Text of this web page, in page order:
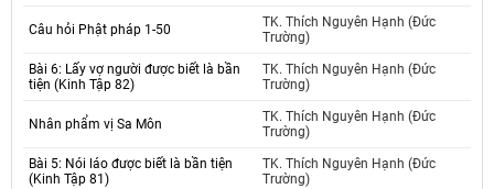
Câu hỏi Phật pháp 1-50
TK. Thích Nguyên Hạnh (Đức
Trường)
Bài 6: Lấy vợ người được biết là bần
tiện (Kinh Tập 82)
TK. Thích Nguyên Hạnh (Đức
Trường)
Nhân phẩm vị Sa Môn
TK. Thích Nguyên Hạnh (Đức
Trường)
Bài 5: Nói láo được biết là bần tiện
(Kinh Tập 81)
TK. Thích Nguyên Hạnh (Đức
Trường)